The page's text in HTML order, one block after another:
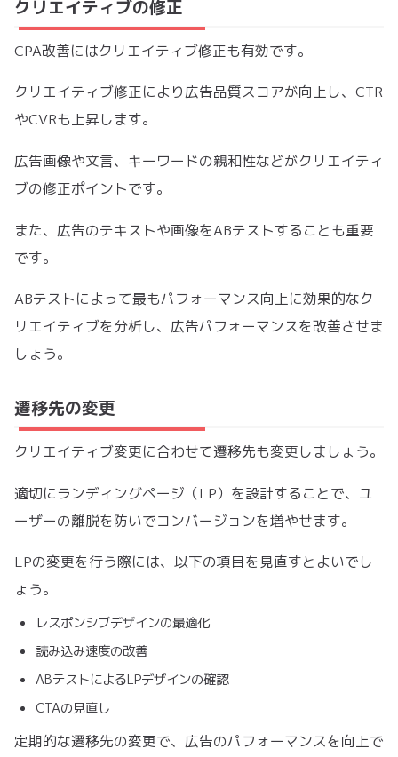
クリエイティブの修正
CPA改善にはクリエイティブ修正も有効です。
クリエイティブ修正により広告品質スコアが向上し、CTR
やCVRも上昇します。
広告画像や文言、キーワードの親和性などがクリエイティ
ブの修正ポイントです。
また、広告のテキストや画像をABテストすることも重要
です。
ABテストによって最もパフォーマンス向上に効果的なク
リエイティブを分析し、広告パフォーマンスを改善させま
しょう。
遷移先の変更
クリエイティブ変更に合わせて遷移先も変更しましょう。
適切にランディングページ（LP）を設計することで、ユ
ーザーの離脱を防いでコンバージョンを増やせます。
LPの変更を行う際には、以下の項目を見直すとよいでし
ょう。
レスポンシブデザインの最適化
読み込み速度の改善
ABテストによるLPデザインの確認
CTAの見直し
定期的な遷移先の変更で、広告のパフォーマンスを向上で